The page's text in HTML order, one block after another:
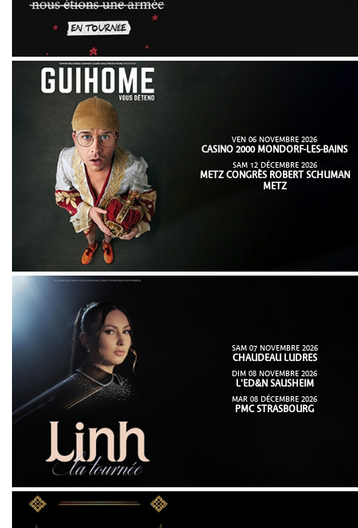
VEN 06 NOVEMBRE 2026
CASINO 2000 MONDORF-LES-BAINS
SAM 12 DÉCEMBRE 2026
METZ CONGRÈS ROBERT SCHUMAN
METZ
SAM 07 NOVEMBRE 2026
CHAUDEAU LUDRES
DIM 08 NOVEMBRE 2026
L'ED&N SAUSHEIM
MAR 08 DÉCEMBRE 2026
PMC STRASBOURG